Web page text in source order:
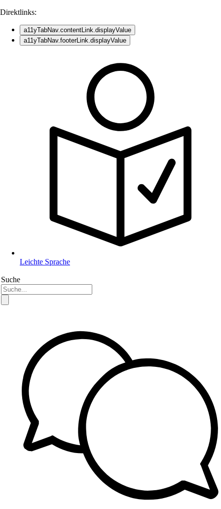
Direktlinks:
a11yTabNav.contentLink.displayValue
a11yTabNav.footerLink.displayValue
Leichte Sprache
Suche